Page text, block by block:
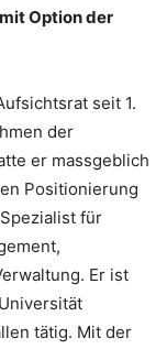
Option der
seit 1.
der
er massgeblich
Positionierung
für
Er ist
tätig. Mit der